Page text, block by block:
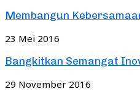
Membangun
23 Mei 2016
Bangkitkan Semangat
29 November 2016